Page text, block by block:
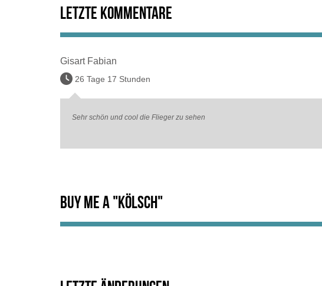
Letzte Kommentare
Gisart Fabian
26 Tage 17 Stunden
Sehr schön und cool die Flieger zu sehen
Buy me a "Kölsch"